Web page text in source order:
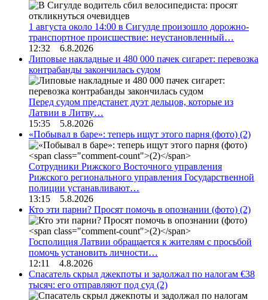
1 августа около 14:00 в Сигулде произошло дорожно-
транспортное происшествие: неустановленный…
12:32 6.8.2026
Липовые накладные и 480 000 пачек сигарет: перевозка
контрабанды закончилась судом
Перед судом предстанет дуэт дельцов, которые из
Латвии в Литву…
15:35 5.8.2026
«Побывал в баре»: теперь ищут этого парня (фото) (2)
Сотрудники Рижского Восточного управления
Рижского регионального управления Государственной
полиции устанавливают…
13:15 5.8.2026
Кто эти парни? Просят помочь в опознании (фото) (2)
Госполиция Латвии обращается к жителям с просьбой
помочь установить личности…
12:11 4.8.2026
Спасатель скрыл джекпоты и задолжал по налогам €38
тысяч: его отправляют под суд (2)